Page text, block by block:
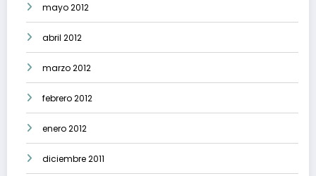
mayo 2012
abril 2012
marzo 2012
febrero 2012
enero 2012
diciembre 2011